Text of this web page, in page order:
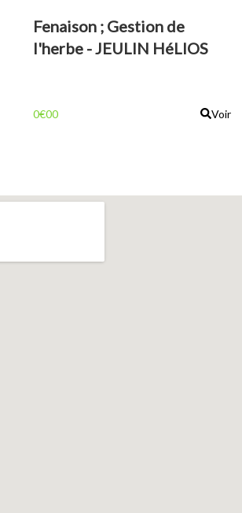
Fenaison ; Gestion de
l'herbe - JEULIN HéLIOS
0€00 Voir